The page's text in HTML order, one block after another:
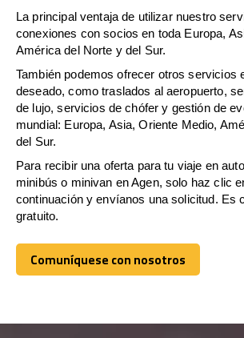
La principal ventaja de utilizar nuestro
conexiones con socios en toda Europa,
América del Norte y del Sur.
También podemos ofrecer otros servicios
deseado, como traslados al aeropuerto,
de lujo, servicios de chófer y gestión de
mundial: Europa, Asia, Oriente Medio,
del Sur.
Para recibir una oferta para tu viaje en
minibús o minivan en Agen, solo haz clic
continuación y envíanos una solicitud. Es
gratuito.
Comuníquese con nosotros
Comuníquese con nosotros